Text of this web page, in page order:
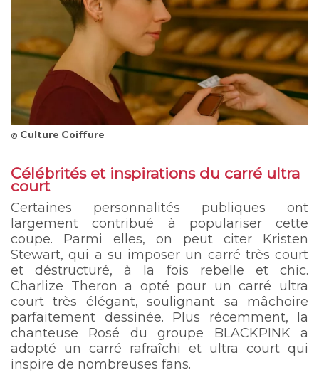
© Culture Coiffure
Célébrités et inspirations du carré ultra
court
Certaines personnalités publiques ont
largement contribué à populariser cette
coupe. Parmi elles, on peut citer Kristen
Stewart, qui a su imposer un carré très court
et déstructuré, à la fois rebelle et chic.
Charlize Theron a opté pour un carré ultra
court très élégant, soulignant sa mâchoire
parfaitement dessinée. Plus récemment, la
chanteuse Rosé du groupe BLACKPINK a
adopté un carré rafraîchi et ultra court qui
inspire de nombreuses fans.